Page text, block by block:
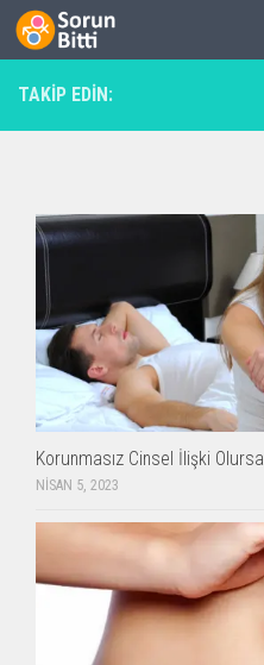
Skip to content
TAKIP EDIN:
Korunmasız Cinsel İlişki Olursa
NISAN 5, 2023